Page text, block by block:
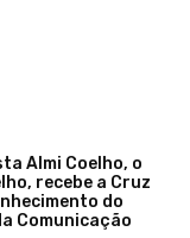
Almi Coelho, o
recebe a Cruz
do
Comunicação